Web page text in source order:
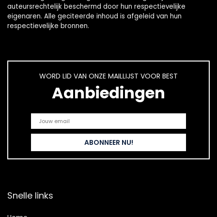
auteursrechtelijk beschermd door hun respectievelijke
eigenaren. Alle geciteerde inhoud is afgeleid van hun
respectievelijke bronnen.
WORD LID VAN ONZE MAILLIJST VOOR BEST
Aanbiedingen
Snelle links